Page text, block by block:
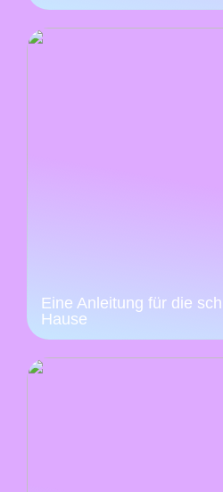
Eine Anleitung für die
Hause